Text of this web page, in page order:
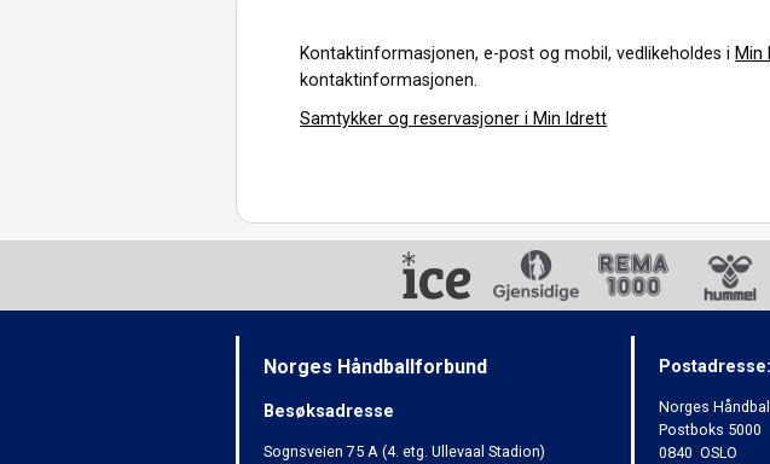
Kontaktinformasjonen, e-post og mobil, vedlikeholdes i Min
kontaktinformasjonen.
Samtykker og reservasjoner i Min Idrett
Norges Håndballforbund
Besøksadresse
Sognsveien 75 A (4. etg. Ullevaal Stadion)
Postadresse:
Norges
Postboks 5000
0840 OSLO